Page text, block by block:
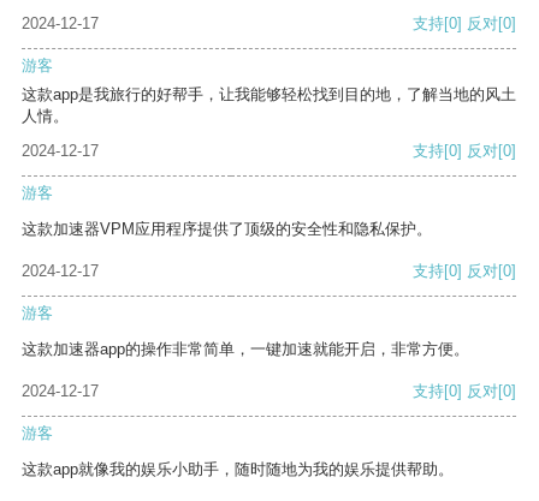
2024-12-17
支持[0] 反对[0]
游客
这款app是我旅行的好帮手，让我能够轻松找到目的地，了解当地的风土
人情。
2024-12-17
支持[0] 反对[0]
游客
这款加速器VPM应用程序提供了顶级的安全性和隐私保护。
2024-12-17 支持[0] 反对[0]
游客
这款加速器app的操作非常简单，一键加速就能开启，非常方便。
2024-12-17 支持[0] 反对[0]
游客
这款app就像我的娱乐小助手，随时随地为我的娱乐提供帮助。